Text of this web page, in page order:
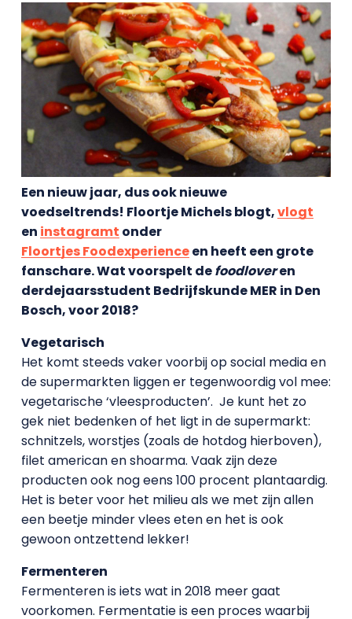
Een nieuw jaar, dus ook nieuwe
voedseltrends! Floortje Michels blogt,vlogt
en instagramt onder
Floortjes Foodexperienceen heeft een grote
fanschare. Wat voorspelt defoodloveren
derdejaarsstudent Bedrijfskunde MER in Den
Bosch, voor 2018?
Vegetarisch
Het komt steeds vaker voorbij op social media en
de supermarkten liggen er tegenwoordig vol mee:
vegetarische ‘vleesproducten’. Je kunt het zo
gek niet bedenken of het ligt in de supermarkt:
schnitzels, worstjes (zoals de hotdog hierboven),
filet american en shoarma. Vaak zijn deze
producten ook nog eens 100 procent plantaardig.
Het is beter voor het milieu als we met zijn allen
een beetje minder vlees eten en het is ook
gewoon ontzettend lekker!
Fermenteren
Fermenteren is iets wat in 2018 meer gaat
voorkomen. Fermentatie is een proces waarbij